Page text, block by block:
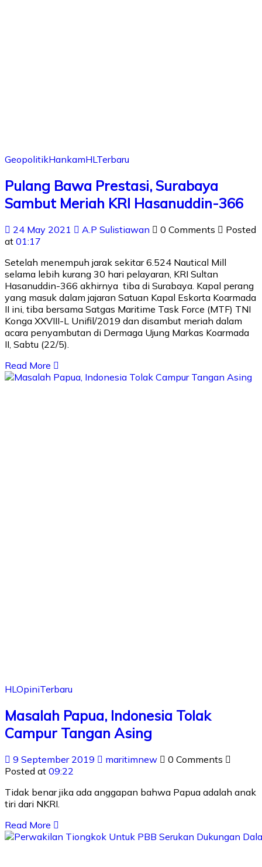
GeopolitikHankamHL Terbaru
Pulang Bawa Prestasi, Surabaya
Sambut Meriah KRI Hasanuddin-366
24 May 2021 A.P Sulistiawan 0 Comments
Posted
at 01:17
Setelah menempuh jarak sekitar 6.524 Nautical Mill
selama lebih kurang 30 hari pelayaran, KRI Sultan
Hasanuddin-366 akhirnya tiba di Surabaya. Kapal perang
yang masuk dalam jajaran Satuan Kapal Eskorta Koarmada
II ini, tiba bersama Satgas Maritime Task Force (MTF) TNI
Konga XXVIII-L Unifil/2019 dan disambut meriah dalam
acara penyambutan di Dermaga Ujung Markas Koarmada
II, Sabtu (22/5).
Read More
HL OpiniTerbaru
Masalah Papua, Indonesia Tolak
Campur Tangan Asing
9 September 2019 maritimnew
0 Comments
Posted at 09:22
Tidak benar jika ada anggapan bahwa Papua adalah anak
tiri dari NKRI.
Read More